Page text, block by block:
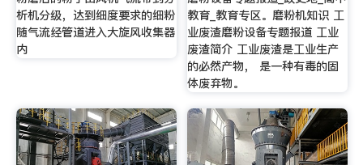
析机分级，达到细度要求的细粉
随气流经管道进入大旋风收集器
内
教育_教育专区。磨粉机知识 工
业废渣磨粉设备专题报道 工业
废渣简介 工业废渣是工业生产
的必然产物， 是一种有毒的固
体废弃物。